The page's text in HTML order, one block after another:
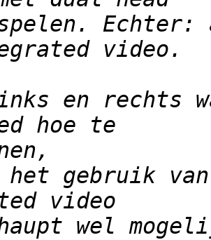
Echter:
en rechts
gebruik van
wel